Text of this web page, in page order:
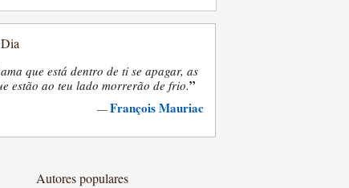
que está dentro de ti se apagar, as
estão ao teu lado morrerão de frio.”
—François Mauriac
Autores populares